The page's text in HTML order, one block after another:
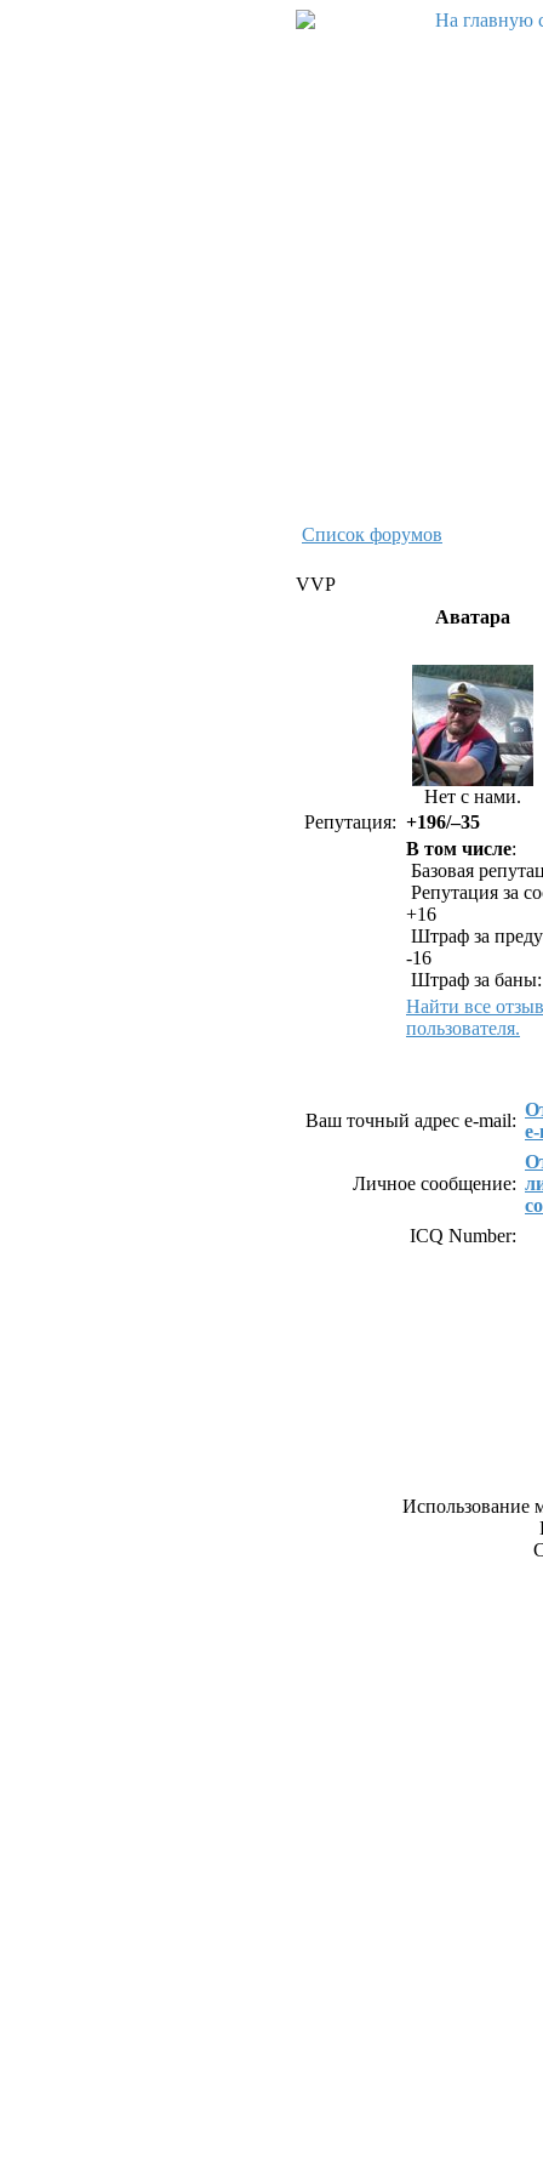
Список форумов
VVP
Аватара
Нет с нами.
Репутация: +196/–35
В том числе:
Базовая
Репутация за
+16
Штраф за
-16
Штраф за
Найти все
пользователя.
Ваш точный адрес e-mail:
Личное сообщение:
ICQ Number:
Использование